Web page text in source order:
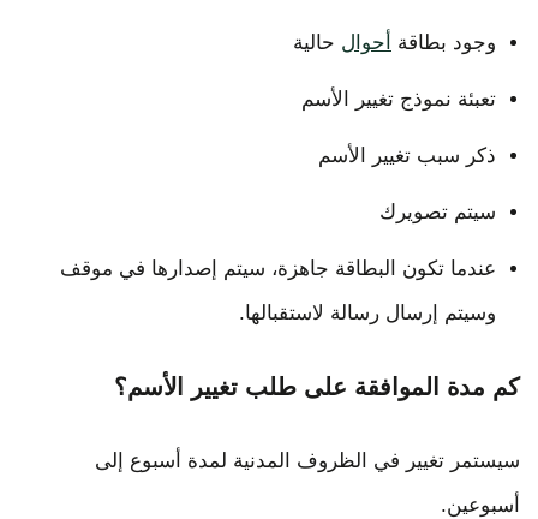
وجود بطاقة أحوال حالية
تعبئة نموذج تغيير الأسم
ذكر سبب تغيير الأسم
سيتم تصويرك
عندما تكون البطاقة جاهزة، سيتم إصدارها في موقف
وسيتم إرسال رسالة لاستقبالها.
كم مدة الموافقة على طلب تغيير الأسم؟
سيستمر تغيير في الظروف المدنية لمدة أسبوع إلى
أسبوعين.